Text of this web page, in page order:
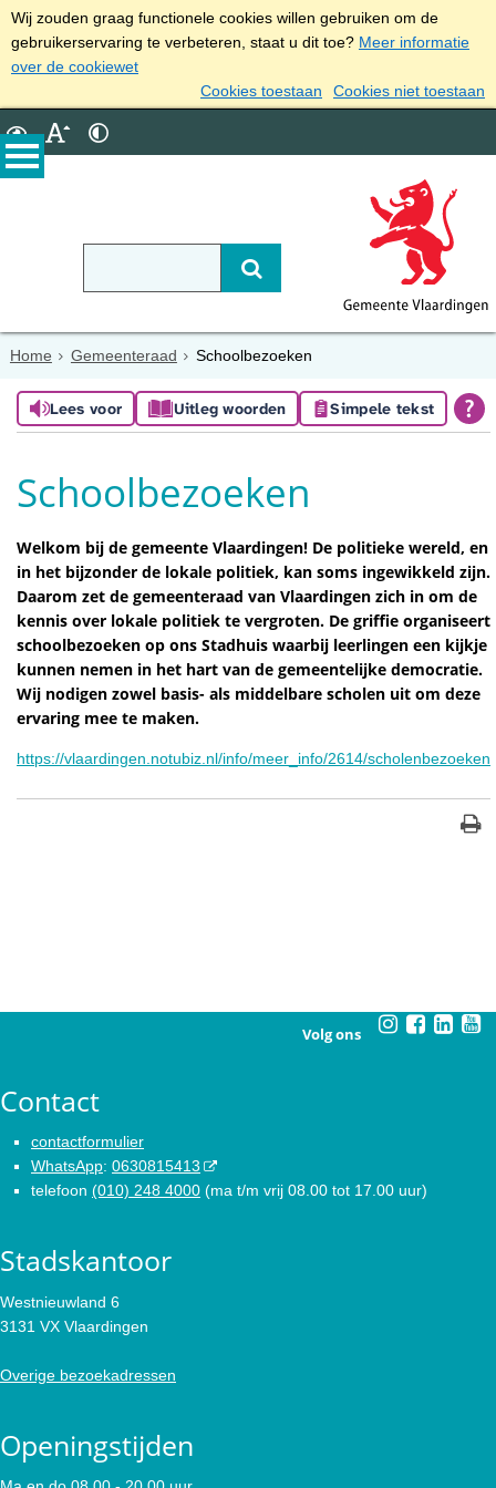
Wij zouden graag functionele cookies willen gebruiken om de
gebruikerservaring te verbeteren, staat u dit toe? Meer informatie
over de cookiewet
Cookies toestaan
Cookies niet toestaan
Home Gemeenteraad Schoolbezoeken
Lees voor Uitleg woorden Simpele tekst
Schoolbezoeken
Welkom bij de gemeente Vlaardingen! De politieke wereld, en
in het bijzonder de lokale politiek, kan soms ingewikkeld zijn.
Daarom zet de gemeenteraad van Vlaardingen zich in om de
kennis over lokale politiek te vergroten. De griffie organiseert
schoolbezoeken op ons Stadhuis waarbij leerlingen een kijkje
kunnen nemen in het hart van de gemeentelijke democratie.
Wij nodigen zowel basis- als middelbare scholen uit om deze
ervaring mee te maken.
https://vlaardingen.notubiz.nl/info/meer_info/2614/scholenbezoeken
Volg ons
Contact
contactformulier
WhatsApp: 0630815413
telefoon (010) 248 4000 (ma t/m vrij 08.00 tot 17.00 uur)
Stadskantoor
Westnieuwland 6
3131 VX Vlaardingen
Overige bezoekadressen
Openingstijden